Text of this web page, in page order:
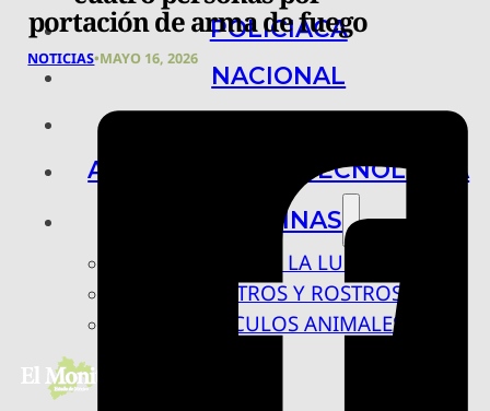
POLICIACA
NACIONAL
ARTE, CIENCIA Y TECNOLOGÍA
COLUMNAS
BAJO LA LUPA
RASTROS Y ROSTROS
VÍNCULOS ANIMALES
portación de arma de fuego
NOTICIAS•MAYO 16, 2026